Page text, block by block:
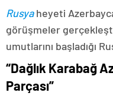
Rusyaheyeti
görüşmeler
umutlarını başladığı
“Dağlık Karabağ
Parçası”